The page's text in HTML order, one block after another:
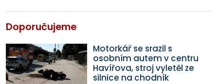
Doporučujeme
Motorkář se srazil s
osobním autem v centru
Havířova, stroj vyletěl ze
silnice na chodník